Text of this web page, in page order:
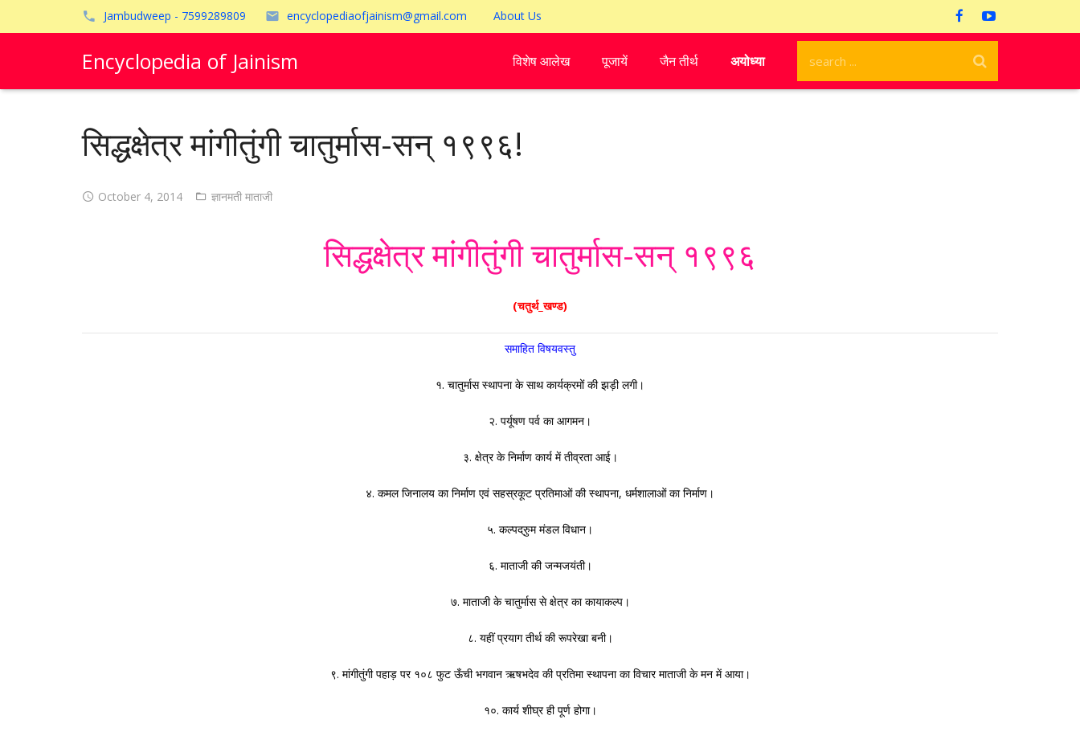
Jambudweep - 7599289809 encyclopediaofjainism@gmail.com About Us
Encyclopedia of Jainism विशेष आलेख पूजायें जैन तीर्थ अयोध्या
सिद्धक्षेत्र मांगीतुंगी चातुर्मास-सन् १९९६!
October 4, 2014 ज्ञानमती माताजी
सिद्धक्षेत्र मांगीतुंगी चातुर्मास-सन् १९९६
(चतुर्थ_खण्ड)
समाहित विषयवस्तु
१. चातुर्मास स्थापना के साथ कार्यक्रमों की झड़ी लगी।
२. पर्यूषण पर्व का आगमन।
३. क्षेत्र के निर्माण कार्य में तीव्रता आई।
४. कमल जिनालय का निर्माण एवं सहस्रकूट प्रतिमाओं की स्थापना, धर्मशालाओं का निर्माण।
५. कल्पद्रुुम मंडल विधान।
६. माताजी की जन्मजयंती।
७. माताजी के चातुर्मास से क्षेत्र का कायाकल्प।
८. यहीं प्रयाग तीर्थ की रूपरेखा बनी।
९. मांगीतुंगी पहाड़ पर १०८ फुट ऊँची भगवान ऋषभदेव की प्रतिमा स्थापना का विचार माताजी के मन में आया।
१०. कार्य शीघ्र ही पूर्ण होगा।